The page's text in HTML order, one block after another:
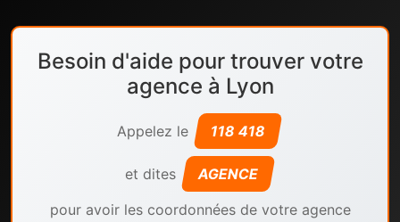
Besoin d'aide pour trouver votre
agence à Lyon
Appelez le 118 418
et dites AGENCE
pour avoir les coordonnées de votre agence